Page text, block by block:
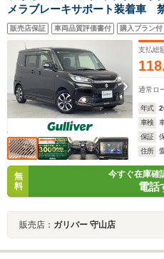
メラブレーキサポート装着
フルセグTV BT バックカメ
ア デュアルカメラブレーキ
シートヒーター クルーズコン
ット 純正15インチAW
販売店保証 車両品質評価書付 購入プラン付
支払総
通常ロ
年式
車検
保証
住所
無
料
今すぐ在庫確
電話
販売店： ガリバー 守山店